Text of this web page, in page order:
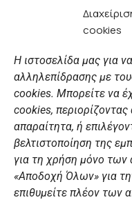
cookies
Η ιστοσελίδα μας για
αλληλεπίδρασης με
cookies. Μπορείτε να
cookies,
απαραίτητα, ή
βελτιστοποίηση της
για τη χρήση μόνο
«Αποδοχή Όλων» για
επιθυμείτε πλέον των
F
a
e
b
o
o
k
ΣΎΝΔΕΣΜΟΙ
Αθλητικές σχολές
Διάπλους
Χορηγοί
Summer Camp